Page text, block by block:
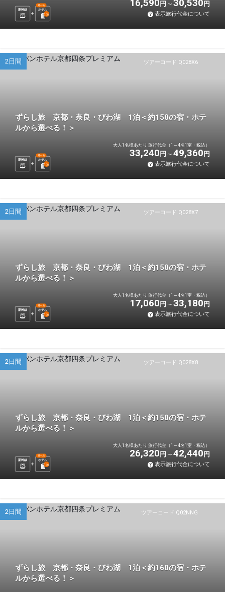
新幹線 ホテル
選べる
1 泊
16,590 円 30,530 円
表示旅行代金について
ツアーコード Q028X6
2日間
ずらし旅 京都・奈良・びわ湖 1泊＜約150の宿・ホテ
ルから選べる！＞
新幹線 ホテル
選べる
1 泊
大人1名様あたり 旅行代金（1～4名1室・税込）
33,240 円 49,360 円
表示旅行代金について
ツアーコード Q028X7
2日間
ずらし旅 京都・奈良・びわ湖 1泊＜約150の宿・ホテ
ルから選べる！＞
新幹線 ホテル
選べる
1 泊
大人1名様あたり 旅行代金（1～4名1室・税込）
17,060 円 33,180 円
表示旅行代金について
ツアーコード Q028X8
2日間
ずらし旅 京都・奈良・びわ湖 1泊＜約150の宿・ホテ
ルから選べる！＞
新幹線 ホテル
選べる
1 泊
大人1名様あたり 旅行代金（1～4名1室・税込）
26,320 円 42,440 円
表示旅行代金について
ツアーコード Q02NNG
2日間
ずらし旅 京都・奈良・びわ湖 1泊＜約160の宿・ホテ
ルから選べる！＞